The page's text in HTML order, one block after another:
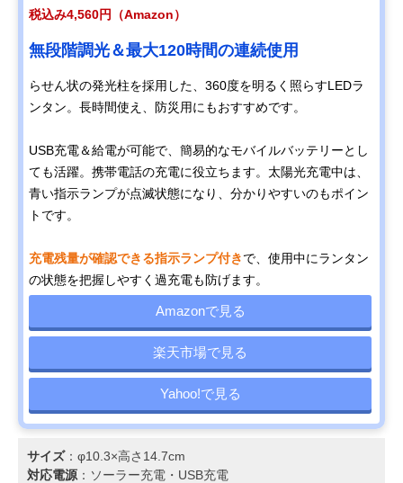
税込み4,560円（Amazon）
無段階調光＆最大120時間の連続使用
らせん状の発光柱を採用した、360度を明るく照らすLEDラ
ンタン。長時間使え、防災用にもおすすめです。
USB充電＆給電が可能で、簡易的なモバイルバッテリーとし
ても活躍。携帯電話の充電に役立ちます。太陽光充電中は、
青い指示ランプが点滅状態になり、分かりやすいのもポイン
トです。
充電残量が確認できる指示ランプ付きで、使用中にランタン
の状態を把握しやすく過充電も防げます。
Amazonで見る
楽天市場で見る
Yahoo!で見る
サイズ：φ10.3×高さ14.7cm
対応電源：ソーラー充電‎・USB充電